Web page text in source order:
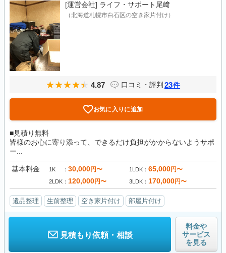
[運営会社] ライフ・サポート尾﨑
（北海道札幌市白石区の空き家片付け）
4.87 口コミ・評判 23件
お気に入りに追加
■見積り無料
皆様のお心に寄り添って、できるだけ負担がかからないようサポ
ー...
基本料金 1K 30,000円〜 1LDK 65,000円〜
2LDK 120,000円〜 3LDK 170,000円〜
遺品整理 生前整理 空き家片付け 部屋片付け
見積もり依頼・相談
料金や
サービス
を見る